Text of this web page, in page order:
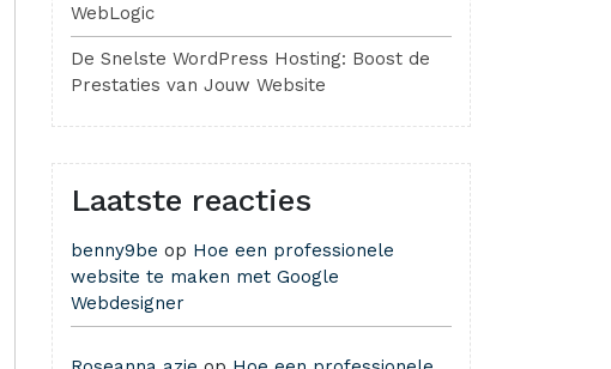
WebLogic
De Snelste WordPress Hosting: Boost de
Prestaties van Jouw Website
Laatste reacties
benny9be op Hoe een professionele
website te maken met Google
Webdesigner